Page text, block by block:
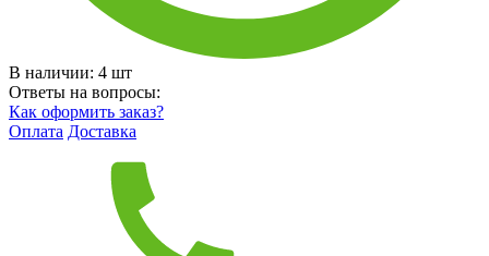
В наличии: 4 шт
Ответы на вопросы:
Как оформить заказ?
Оплата Доставка